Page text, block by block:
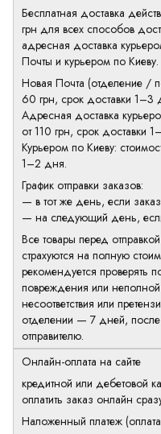
Бесплатная доставка
грн для всех способов
адресная доставка
Почты и курьером по Киеву.
Новая Почта (отделение /
60 грн, срок доставки 1–3
Адресная доставка
от 110 грн, срок доставки
Курьером по Киеву:
1–2 дня.
График отправки заказов:
— в тот же день, если
— на следующий день,
Все товары перед
страхуются на полную
рекомендуется проверять
повреждения или неполной
несоответствия или
отделении — 7 дней, после
отправителю.
Онлайн-оплата на сайте
кредитной или дебетовой
оплатить заказ онлайн
Наложенный платеж